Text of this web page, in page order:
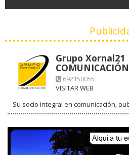
Grupo Xornal21
COMUNICACIÓN
692150055
VISITAR WEB
Su socio integral en comunicación,